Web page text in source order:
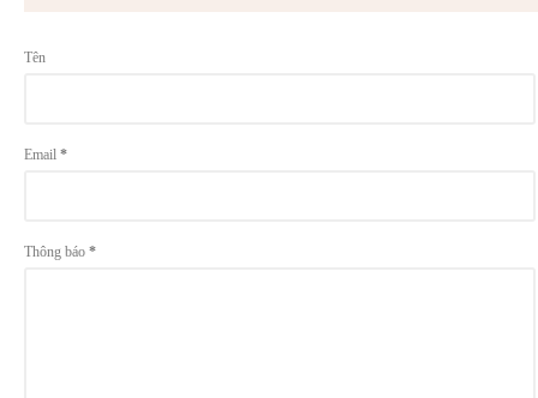
Tên
Email *
Thông báo *